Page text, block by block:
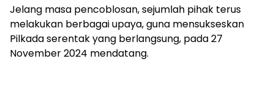
Jelang masa pencoblosan, sejumlah pihak terus
melakukan berbagai upaya, guna mensukseskan
Pilkada serentak yang berlangsung, pada 27
November 2024 mendatang.